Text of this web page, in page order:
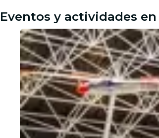
Eventos y actividades